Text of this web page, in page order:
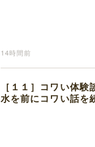
14時間前
［１１］コワい体
水を前にコワい話を